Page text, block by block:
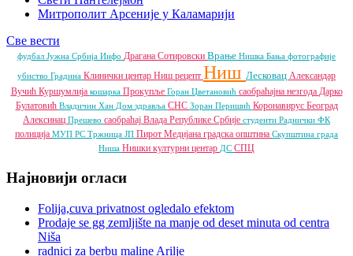
Митрополит Арсеније у Каламарији
Све вести
фудбал Јужна Србија Инфо Драгана Сотировски Врање Нишка Бања фотографије
убиство Градина Клинички центар Ниш рецепт Ниш Лесковац Александар
Вучић Куршумлија кошарка Прокупље Горан Цветановић саобраћајна незгода Дарко
Булатовић Владичин Хан Дом здравља СНС Зоран Перишић Коронавирус Београд
Алексинац Прешево саобраћај Влада Републике Србије студенти Раднички ФК
полиција МУП РС Тржница ЈП Пирот Медијана градска општина Скупштина града
Ниша Нишки културни центар ДС СПЦ
Најновији огласи
Folija,cuva privatnost ogledalo efektom
Prodaje se gg zemljište na manje od deset minuta od centra
Niša
radnici za berbu maline Arilje